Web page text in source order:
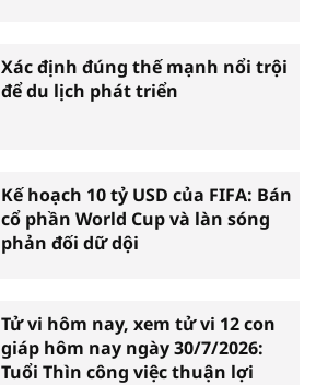
Xác định đúng thế mạnh nổi trội
để du lịch phát triển
Kế hoạch 10 tỷ USD của FIFA: Bán
cổ phần World Cup và làn sóng
phản đối dữ dội
Tử vi hôm nay, xem tử vi 12 con
giáp hôm nay ngày 30/7/2026:
Tuổi Thìn công việc thuận lợi